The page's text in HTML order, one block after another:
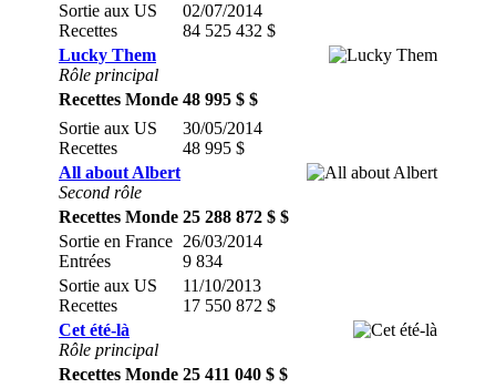
Sortie aux US
Recettes
02/07/2014
84 525 432 $
Lucky Them
Rôle principal
Recettes Monde 48 995 $ $
Sortie aux US
Recettes
30/05/2014
48 995 $
All about Albert
Second rôle
Recettes Monde 25 288 872 $ $
Sortie en France
Entrées
26/03/2014
9 834
Sortie aux US
Recettes
11/10/2013
17 550 872 $
Cet été-là
Rôle principal
Recettes Monde 25 411 040 $ $